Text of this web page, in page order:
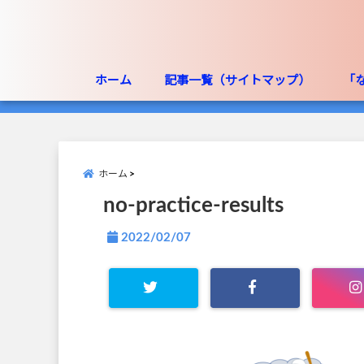
ホーム 記事一覧（サイトマップ） 「
ホーム
no-practice-results
2022/02/07